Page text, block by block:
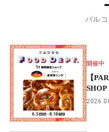
パル
開催中
【
SHOP